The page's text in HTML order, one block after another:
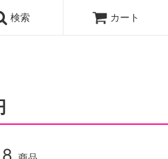
検索 カート